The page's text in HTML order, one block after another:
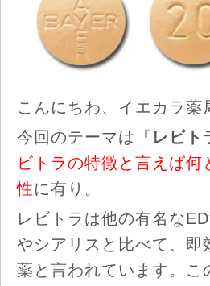
こんにちわ、イエカラ薬
今回のテーマは『 レビト
ビトラの特徴と言えば何
性に有り。
レビトラは他の有名な
やシアリスと比べて、即
薬と言われています。こ